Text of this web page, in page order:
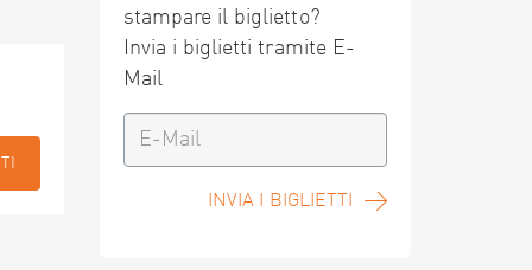
stampare il biglietto?
Invia i biglietti tramite E-
Mail
INVIA I BIGLIETTI